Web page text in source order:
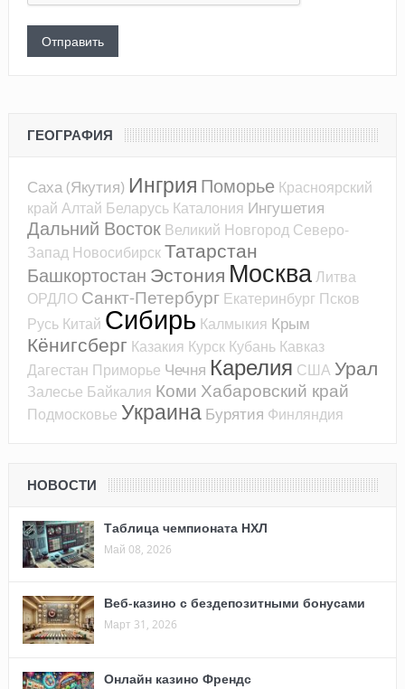
ГЕОГРАФИЯ
Саха (Якутия) Ингрия Поморье Красноярский
край Алтай Беларусь Каталония Ингушетия
Дальний Восток Великий Новгород Северо-
Запад НовосибирскТатарстан
Башкортостан Эстония МоскваЛитва
ОРДЛО Санкт-Петербург Екатеринбург Псков
Русь Китай Сибирь Калмыкия Крым
Кёнигсберг Казакия Курск Кубань Кавказ
Дагестан Приморье Чечня Карелия США Урал
Залесье Байкалия Коми Хабаровский край
Подмосковье Украина Бурятия Финляндия
НОВОСТИ
Таблица чемпионата НХЛ
Май 08, 2026
Веб-казино с бездепозитными бонусами
Март 31, 2026
Онлайн казино Френдс